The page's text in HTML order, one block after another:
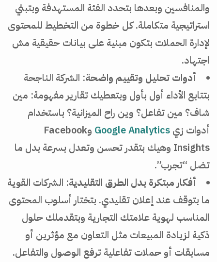
والمنافسين وبعدها بتحدد الفئة المستهدفة وبتبني
استراتيجية متكاملة. كل خطوة من التخطيط للمحتوى
لإدارة الحملات بتكون مبنية على بيانات حقيقية مش
اجتهاد.
أدوات تحليل وتقييم واضحة: الشركة الناجحة
بتتابع الأداء أول بأول وبتعطيك تقارير مفهومة: مين
شاف؟ مين تفاعل؟ وين راح الميزانية؟ باستخدام
أدوات زي
وFacebook
Insights وهيك بتقدر تحسن وتعدل بسرعة بدل ما
تضل “تجرب”.
أفكار مبتكرة بدل الطرق التقليدية: الشركات القوية
ما بتوقف عند إعلان تقليدي. بتختار أسلوب المحتوى
المناسب لهوية علامتك التجارية وبتقدملك حلول
ذكية لزيادة المبيعات مثل التعاون مع مؤثرين أو
مسابقات أو حملات تفاعلية ترفع الوصول والتفاعل.